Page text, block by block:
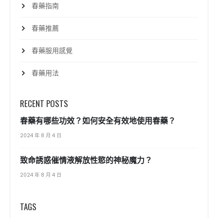
春藥指南
春藥推薦
春藥服用感覺
春藥用法
RECENT POSTS
春藥有哪些功效？如何安全有效地使用春藥？
2024 年 8 月 4 日
致命誘惑催情液解放性慾的神秘魔力？
2024 年 8 月 4 日
TAGS